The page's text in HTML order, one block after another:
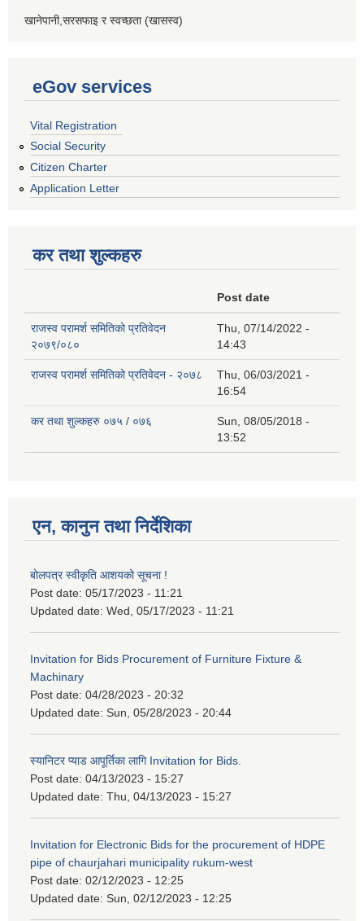
खानेपानी,सरसफाइ र स्वच्छता (खासस्व)
eGov services
Vital Registration
Social Security
Citizen Charter
Application Letter
कर तथा शुल्कहरु
Post date
राजस्व परामर्श समितिको प्रतिवेदन
२०७९/०८०
Thu, 07/14/2022 -
14:43
राजस्व परामर्श समितिको प्रतिवेदन - २०७८
Thu, 06/03/2021 -
16:54
कर तथा शुल्कहरु ०७५ / ०७६
Sun, 08/05/2018 -
13:52
एन, कानुन तथा निर्देशिका
बोलपत्र स्वीकृति आशयको सूचना !
Post date: 05/17/2023 - 11:21
Updated date: Wed, 05/17/2023 - 11:21
Invitation for Bids Procurement of Furniture Fixture &
Machinary
Post date: 04/28/2023 - 20:32
Updated date: Sun, 05/28/2023 - 20:44
स्यानिटर प्याड आपूर्तिका लागि Invitation for Bids.
Post date: 04/13/2023 - 15:27
Updated date: Thu, 04/13/2023 - 15:27
Invitation for Electronic Bids for the procurement of HDPE
pipe of chaurjahari municipality rukum-west
Post date: 02/12/2023 - 12:25
Updated date: Sun, 02/12/2023 - 12:25